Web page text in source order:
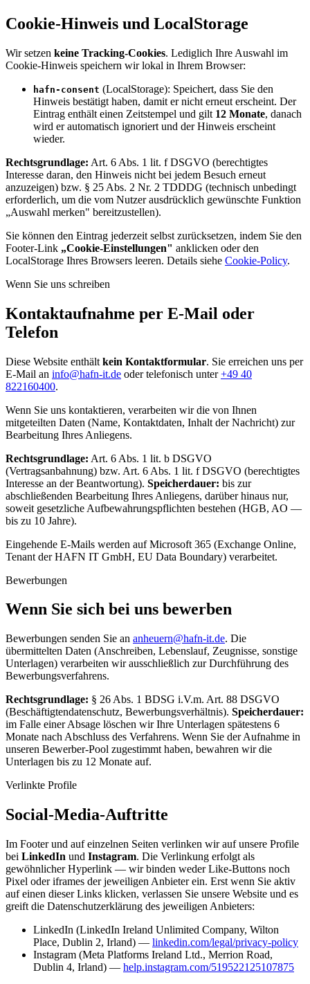
Cookie-Hinweis und LocalStorage
Wir setzen keine Tracking-Cookies. Lediglich Ihre Auswahl im
Cookie-Hinweis speichern wir lokal in Ihrem Browser:
hafn-consent (LocalStorage): Speichert, dass Sie den
Hinweis bestätigt haben, damit er nicht erneut erscheint. Der
Eintrag enthält einen Zeitstempel und gilt 12 Monate, danach
wird er automatisch ignoriert und der Hinweis erscheint
wieder.
Rechtsgrundlage: Art. 6 Abs. 1 lit. f DSGVO (berechtigtes
Interesse daran, den Hinweis nicht bei jedem Besuch erneut
anzuzeigen) bzw. § 25 Abs. 2 Nr. 2 TDDDG (technisch unbedingt
erforderlich, um die vom Nutzer ausdrücklich gewünschte Funktion
„Auswahl merken" bereitzustellen).
Sie können den Eintrag jederzeit selbst zurücksetzen, indem Sie den
Footer-Link „Cookie-Einstellungen" anklicken oder den
LocalStorage Ihres Browsers leeren. Details siehe Cookie-Policy.
Wenn Sie uns schreiben
Kontaktaufnahme per E-Mail oder
Telefon
Diese Website enthält kein Kontaktformular. Sie erreichen uns per
E-Mail an info@hafn-it.de oder telefonisch unter+49 40
822160400.
Wenn Sie uns kontaktieren, verarbeiten wir die von Ihnen
mitgeteilten Daten (Name, Kontaktdaten, Inhalt der Nachricht) zur
Bearbeitung Ihres Anliegens.
Rechtsgrundlage: Art. 6 Abs. 1 lit. b DSGVO
(Vertragsanbahnung) bzw. Art. 6 Abs. 1 lit. f DSGVO (berechtigtes
Interesse an der Beantwortung). Speicherdauer: bis zur
abschließenden Bearbeitung Ihres Anliegens, darüber hinaus nur,
soweit gesetzliche Aufbewahrungspflichten bestehen (HGB, AO —
bis zu 10 Jahre).
Eingehende E-Mails werden auf Microsoft 365 (Exchange Online,
Tenant der HAFN IT GmbH, EU Data Boundary) verarbeitet.
Bewerbungen
Wenn Sie sich bei uns bewerben
Bewerbungen senden Sie an anheuern@hafn-it.de. Die
übermittelten Daten (Anschreiben, Lebenslauf, Zeugnisse, sonstige
Unterlagen) verarbeiten wir ausschließlich zur Durchführung des
Bewerbungsverfahrens.
Rechtsgrundlage: § 26 Abs. 1 BDSG i.V.m. Art. 88 DSGVO
(Beschäftigtendatenschutz, Bewerbungsverhältnis). Speicherdauer:
im Falle einer Absage löschen wir Ihre Unterlagen spätestens 6
Monate nach Abschluss des Verfahrens. Wenn Sie der Aufnahme in
unseren Bewerber-Pool zugestimmt haben, bewahren wir die
Unterlagen bis zu 12 Monate auf.
Verlinkte Profile
Social-Media-Auftritte
Im Footer und auf einzelnen Seiten verlinken wir auf unsere Profile
bei LinkedIn und Instagram. Die Verlinkung erfolgt als
gewöhnlicher Hyperlink — wir binden weder Like-Buttons noch
Pixel oder iframes der jeweiligen Anbieter ein. Erst wenn Sie aktiv
auf einen dieser Links klicken, verlassen Sie unsere Website und es
greift die Datenschutzerklärung des jeweiligen Anbieters:
LinkedIn (LinkedIn Ireland Unlimited Company, Wilton
Place, Dublin 2, Irland) — linkedin.com/legal/privacy-policy
Instagram (Meta Platforms Ireland Ltd., Merrion Road,
Dublin 4, Irland) — help.instagram.com/519522125107875